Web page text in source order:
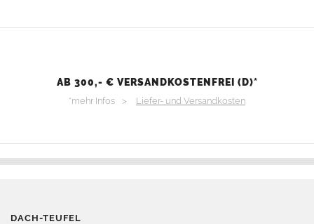
AB 300,- € VERSANDKOSTENFREI (D)*
*mehr Infos > Liefer- und Versandkosten
DACH-TEUFEL